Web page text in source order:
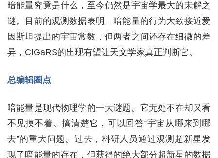
暗能量究竟是什么，至今仍然是宇宙学最大的未解之
谜。目前的观测数据表明，暗能量的行为大致接近爱
因斯坦提出的宇宙常数，但两者之间还存在细微的差
异，CIGaRS的出现有望让天文学家真正判断它。
总编辑圈点
暗能量是现代物理学的一大谜题。它无处不在却又看
不见摸不着。搞清楚它，可以回答“宇宙从哪来到哪
去”的重大问题。过去，科研人员通过观测超新星发
现了暗能量的存在，但获得的绝大部分超新星的数据